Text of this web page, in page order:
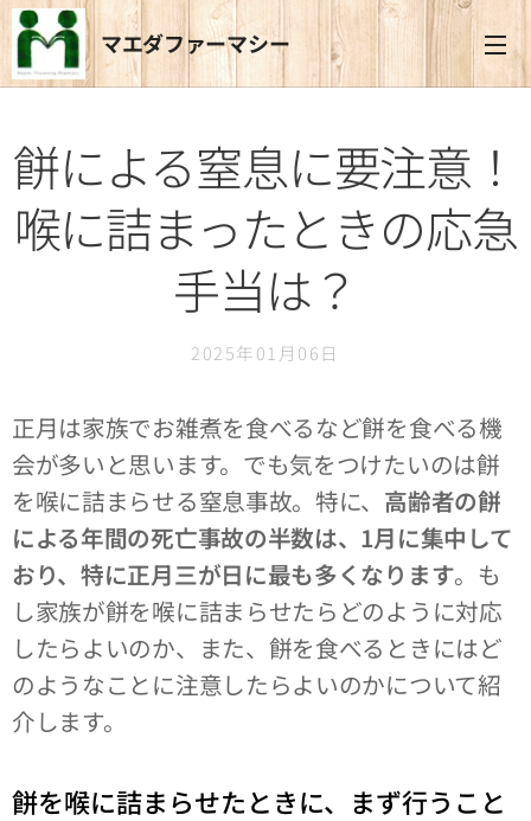
マエダファーマシー
餅による窒息に要注意！
喉に詰まったときの応急
手当は？
2025年01月06日
正月は家族でお雑煮を食べるなど餅を食べる機
会が多いと思います。でも気をつけたいのは餅
を喉に詰まらせる窒息事故。特に、 高齢者の餅
による年間の死亡事故の半数は、1月に集中して
おり、特に正月三が日に最も多くなります。も
し家族が餅を喉に詰まらせたらどのように対応
したらよいのか、また、餅を食べるときにはど
のようなことに注意したらよいのかについて紹
介します。
餅を喉に詰まらせたときに、まず行うこと